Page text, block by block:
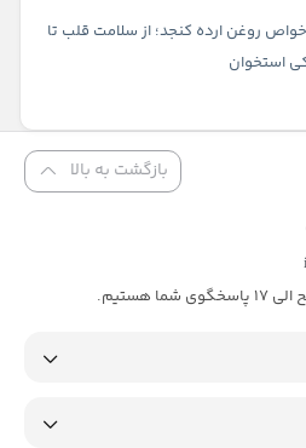
خواص روغن ارده کنجد؛ از سلامت قلب تا
استخوان
بازگشت به بالا